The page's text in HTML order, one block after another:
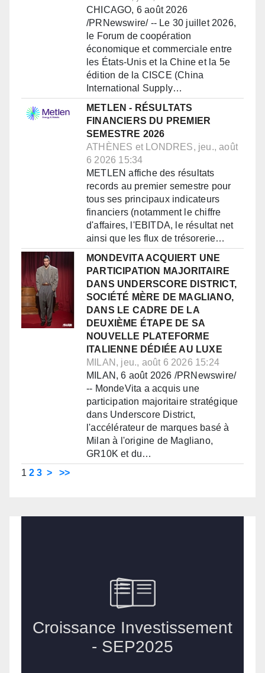
CHICAGO, 6 août 2026
/PRNewswire/ -- Le 30 juillet 2026,
le Forum de coopération
économique et commerciale entre
les États-Unis et la Chine et la 5e
édition de la CISCE (China
International Supply…
METLEN - RÉSULTATS
FINANCIERS DU PREMIER
SEMESTRE 2026
ATHÈNES et LONDRES, jeu., août
6 2026 15:34
METLEN affiche des résultats
records au premier semestre pour
tous ses principaux indicateurs
financiers (notamment le chiffre
d'affaires, l'EBITDA, le résultat net
ainsi que les flux de trésorerie…
MONDEVITA ACQUIERT UNE
PARTICIPATION MAJORITAIRE
DANS UNDERSCORE DISTRICT,
SOCIÉTÉ MÈRE DE MAGLIANO,
DANS LE CADRE DE LA
DEUXIÈME ÉTAPE DE SA
NOUVELLE PLATEFORME
ITALIENNE DÉDIÉE AU LUXE
MILAN, jeu., août 6 2026 15:24
MILAN, 6 août 2026 /PRNewswire/
-- MondeVita a acquis une
participation majoritaire stratégique
dans Underscore District,
l'accélérateur de marques basé à
Milan à l'origine de Magliano,
GR10K et du…
1 2 3 > >>